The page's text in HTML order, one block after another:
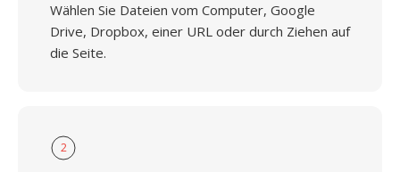
Wählen Sie Dateien vom Computer, Google
Drive, Dropbox, einer URL oder durch Ziehen auf
die Seite.
2